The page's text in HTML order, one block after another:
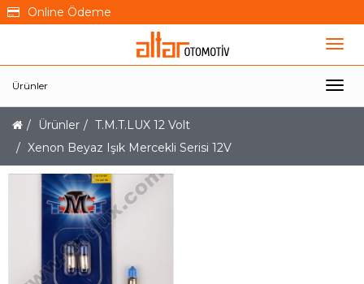
Online Ödeme
Ürünler
Ürünler
T.M.T.LUX 12 Volt
Xenon Beyaz Işık Mercekli Serisi 12V